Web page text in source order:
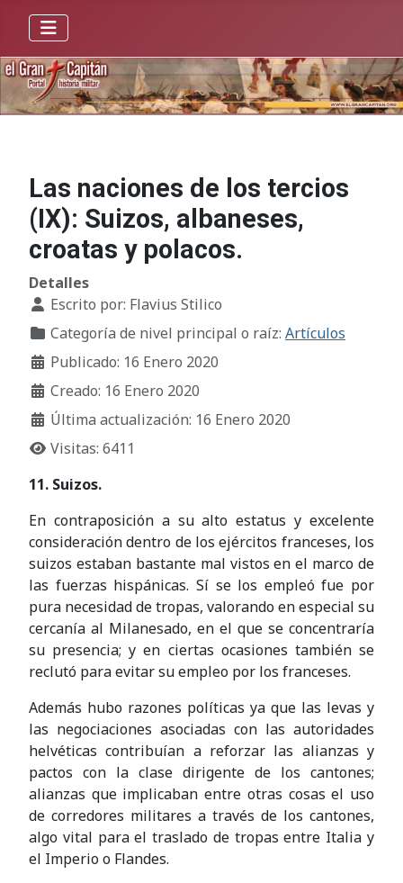
Las naciones de los tercios
(IX): Suizos, albaneses,
croatas y polacos.
Detalles
Escrito por: Flavius Stilico
Categoría de nivel principal o raíz: Artículos
Publicado: 16 Enero 2020
Creado: 16 Enero 2020
Última actualización: 16 Enero 2020
Visitas: 6411
11. Suizos.
En contraposición a su alto estatus y excelente
consideración dentro de los ejércitos franceses, los
suizos estaban bastante mal vistos en el marco de
las fuerzas hispánicas. Sí se los empleó fue por
pura necesidad de tropas, valorando en especial su
cercanía al Milanesado, en el que se concentraría
su presencia; y en ciertas ocasiones también se
reclutó para evitar su empleo por los franceses.
Además hubo razones políticas ya que las levas y
las negociaciones asociadas con las autoridades
helvéticas contribuían a reforzar las alianzas y
pactos con la clase dirigente de los cantones;
alianzas que implicaban entre otras cosas el uso
de corredores militares a través de los cantones,
algo vital para el traslado de tropas entre Italia y
el Imperio o Flandes.